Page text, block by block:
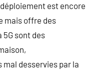
est encore
mais offre des
5G sont des
desservies par la